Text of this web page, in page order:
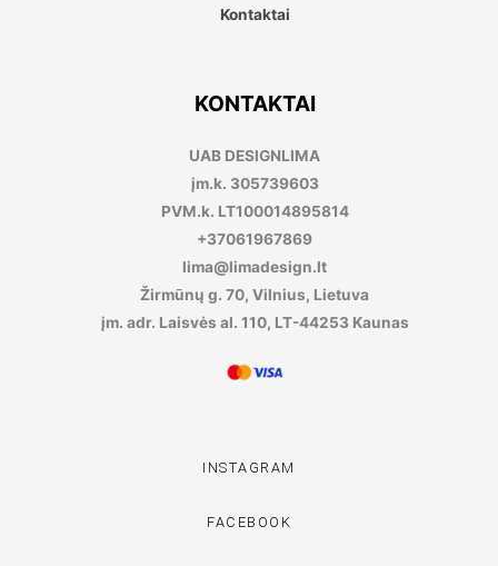
Kontaktai
KONTAKTAI
UAB DESIGNLIMA
įm.k. 305739603
PVM.k. LT100014895814
+37061967869
lima@limadesign.lt
Žirmūnų g. 70, Vilnius, Lietuva
įm. adr. Laisvės al. 110, LT-44253 Kaunas
INSTAGRAM
FACEBOOK